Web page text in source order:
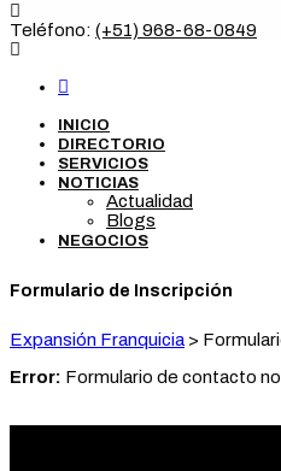
Teléfono: (+51) 968-68-0849
INICIO
DIRECTORIO
SERVICIOS
NOTICIAS
Actualidad
Blogs
NEGOCIOS
Formulario de Inscripción
Expansión Franquicia >
Error: Formulario de contacto